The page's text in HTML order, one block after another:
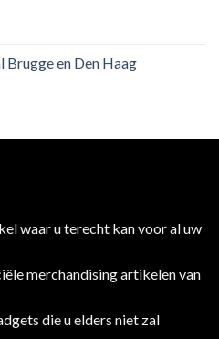
Brugge en Den Haag
waar u terecht kan voor al uw
merchandising artikelen van
die u elders niet zal